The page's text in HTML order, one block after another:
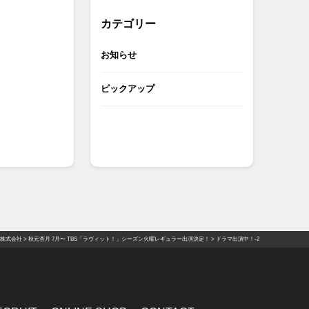
カテゴリー
お知らせ
ピックアップ
式会社 > 秋元杏月 7月〜 TBS「ラヴィット！」シーズン火曜レギュラー出演決定！ > ドラマ出演中！-2